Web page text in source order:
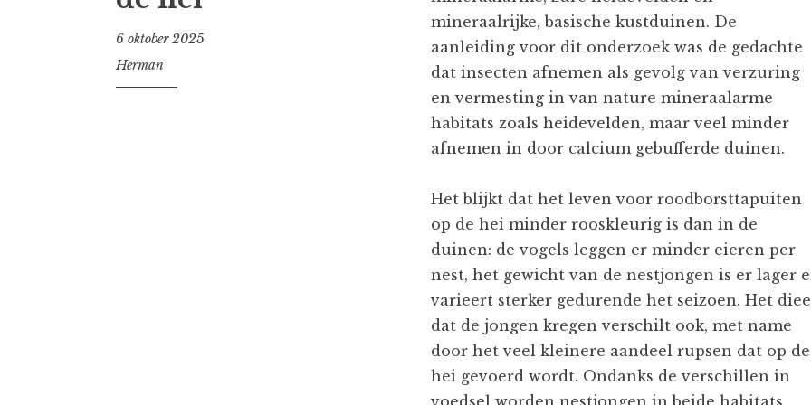
6 oktober 2025
Herman
mineraalrijke, basische kustduinen. De
aanleiding voor dit onderzoek was de gedachte
dat insecten afnemen als gevolg van verzuring
en vermesting in van nature mineraalarme
habitats zoals heidevelden, maar veel minder
afnemen in door calcium gebufferde duinen.
Het blijkt dat het leven voor roodborsttapuiten
op de hei minder rooskleurig is dan in de
duinen: de vogels leggen er minder eieren per
nest, het gewicht van de nestjongen is er lager
varieert sterker gedurende het seizoen. Het
dat de jongen kregen verschilt ook, met name
door het veel kleinere aandeel rupsen dat op de
hei gevoerd wordt. Ondanks de verschillen in